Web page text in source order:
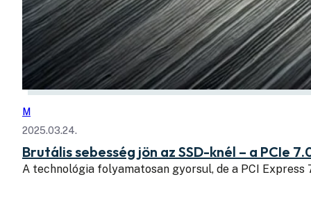
M
2025.03.24.
Brutális sebesség jön az SSD-knél – a PCIe
A technológia folyamatosan gyorsul, de a PCI Express